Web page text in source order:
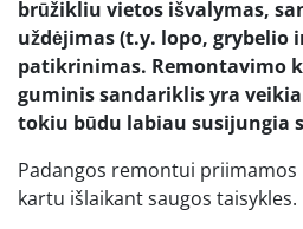
brūžikliu vietos išvalymas,
uždėjimas (t.y. lopo, grybelio
patikrinimas. Remontavimo
guminis sandariklis yra
tokiu būdu labiau susijungia
Padangos remontui priimamos
kartu išlaikant saugos taisykles.